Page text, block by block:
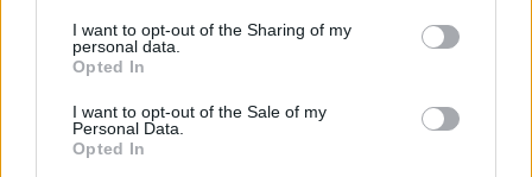
I want to opt-out of the Sharing of my
personal data.
Opted In
I want to opt-out of the Sale of my
Personal Data.
Opted In